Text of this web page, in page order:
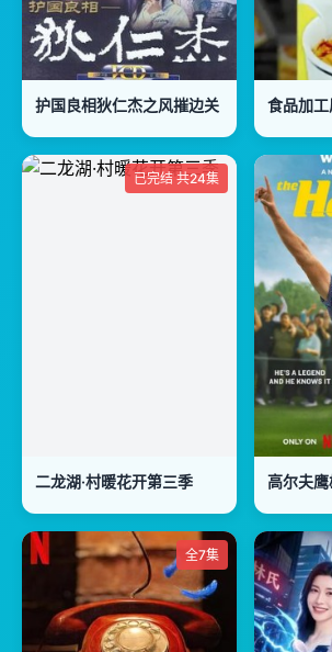
护国良相狄仁杰之风摧边关 食品加
已完结 共24集
二龙湖·村暖花开第三季 高尔夫
全7集